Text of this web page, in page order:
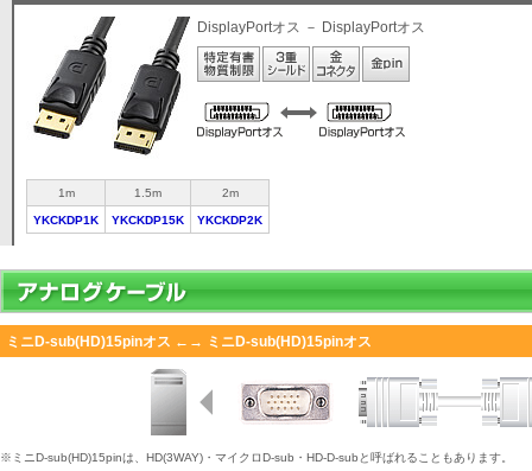
DisplayPortオス － DisplayPortオス
1m 1.5m 2m
YKCKDP1K YKCKDP15K YKCKDP2K
ミニD-sub(HD)15pinオス ←→ ミニD-sub(HD)15pinオス
※ミニD-sub(HD)15pinは、HD(3WAY)・マイクロD-sub・HD-D-subと呼ばれることもあります。